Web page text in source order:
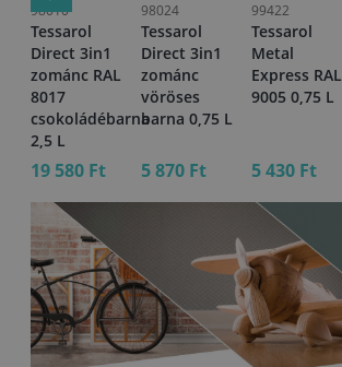
98010
Tessarol
Direct 3in1
zománc RAL
8017
csokoládébarna
2,5 L
19 580 Ft
98024
Tessarol
Direct 3in1
zománc
vöröses
barna 0,75 L
5 870 Ft
99422
Tessarol
Metal
Express RAL
9005 0,75 L
5 430 Ft